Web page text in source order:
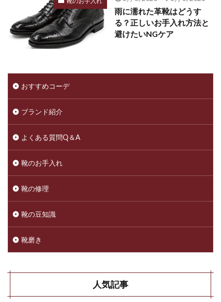
雨に濡れた革靴はどうす
る？正しいお手入れ方法と
避けたいNGケア
おすすめコーデ
ブランド紹介
よくある質問Q＆A
靴のお手入れ
靴の修理
靴の豆知識
靴磨き
人気記事